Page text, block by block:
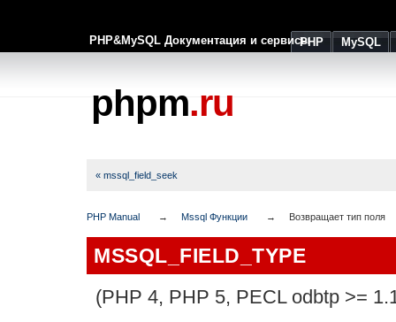
PHP&MySQL Документация и сервисыPHP MySQL
phpm.ru
« mssql_field_seek
PHP Manual Mssql Функции Возвращает тип поля
MSSQL_FIELD_TYPE
(PHP 4, PHP 5, PECL odbtp >=